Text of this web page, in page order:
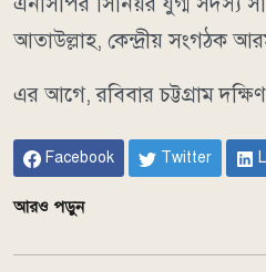
আতাউল্লাহ, কেন্দ্রীয় সংগঠক
এর আগে, রবিবার চট্টগ্রাম
Facebook Twitter
আরও পড়ুন